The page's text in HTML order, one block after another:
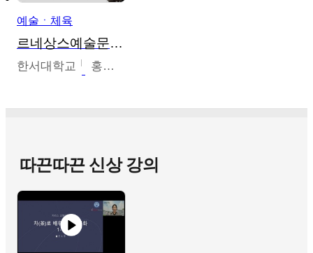
예술ㆍ체육
르네상스예술문화사
한서대학교 홍창호
따끈따끈 신상 강의